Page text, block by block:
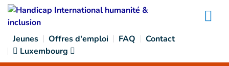
Goto main content
Jeunes Offres d'emploi FAQ
Contact
Luxembourg